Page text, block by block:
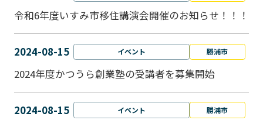
令和6年度いすみ市移住講演会開催のお知らせ！！！
2024-08-15 イベント 勝浦市
2024年度かつうら創業塾の受講者を募集開始
2024-08-15 イベント 勝浦市